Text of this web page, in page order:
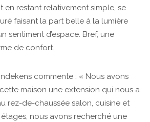
en restant relativement simple, se
faisant la part belle à la lumière
sentiment d’espace. Bref, une
de confort.
commente : « Nous avons
maison une extension qui nous a
rez-de-chaussée salon, cuisine et
nous avons recherché une